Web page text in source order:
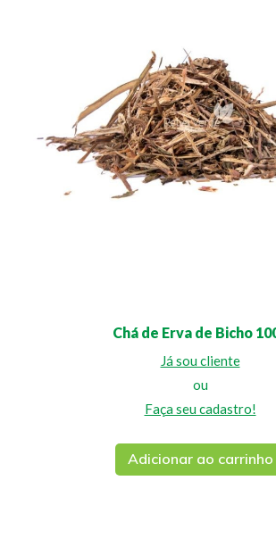
Chá de Erva de Bicho
Já sou cliente
ou
Faça seu cadastro!
Adicionar ao carrinho